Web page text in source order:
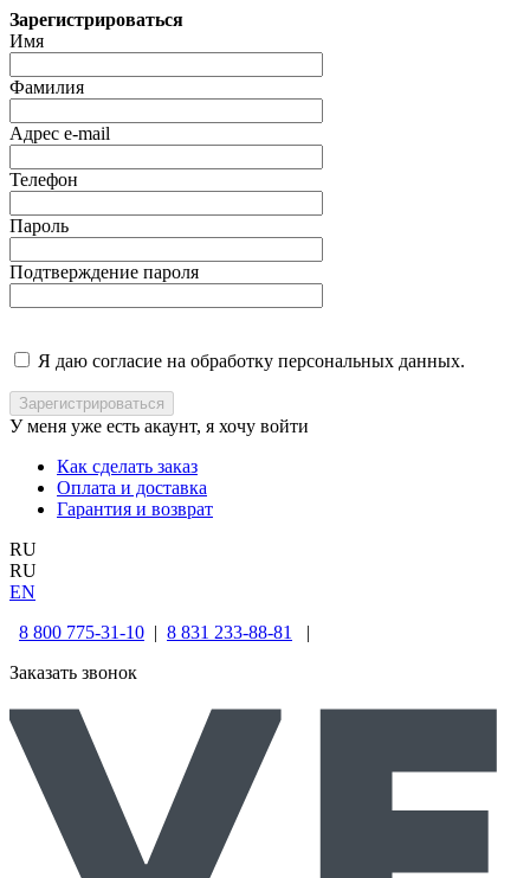
Зарегистрироваться
Имя
Фамилия
Адрес e-mail
Телефон
Пароль
Подтверждение пароля
Я даю согласие на обработку персональных данных.
У меня уже есть акаунт, я хочу войти
Как сделать заказ
Оплата и доставка
Гарантия и возврат
RU
RU
EN
8 800 775-31-10 | 8 831 233-88-81
|
Заказать звонок